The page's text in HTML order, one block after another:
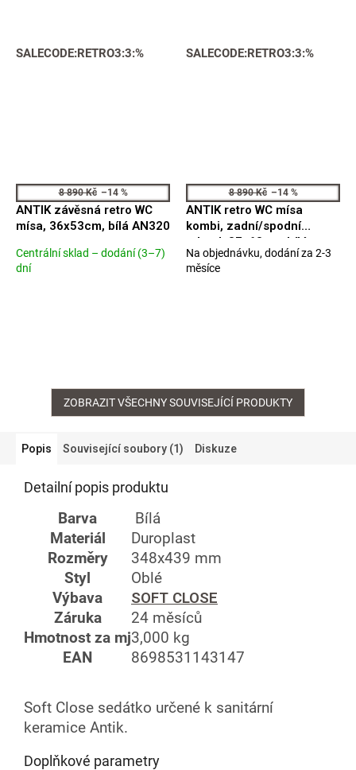
SALECODE:RETRO3:3:%
8 890 Kč –14 %
ANTIK závěsná retro WC
mísa, 36x53cm, bílá AN320
Průměrné
Centrální sklad – dodání (3–7)
dní
SALECODE:RETRO3:3:%
8 890 Kč –14 %
ANTIK retro WC mísa
kombi, zadní/spodní
odpad, 37x63cm, bílá
AN360
Průměrné
Na objednávku, dodání za 2-3
měsíce
ZOBRAZIT VŠECHNY SOUVISEJÍCÍ PRODUKTY
Popis Související soubory (1) Diskuze
Detailní popis produktu
Barva
Bílá
Materiál
Duroplast
Rozměry
348x439 mm
Styl
Oblé
Výbava
SOFT CLOSE
Záruka
24 měsíců
Hmotnost za mj3,000 kg
EAN
8698531143147
Soft Close sedátko určené k sanitární
keramice Antik.
Doplňkové parametry